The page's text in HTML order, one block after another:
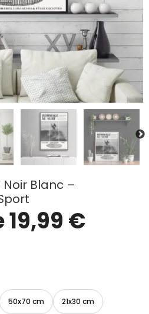
Blanc –
19,99 €
50x70 cm 21x30 cm